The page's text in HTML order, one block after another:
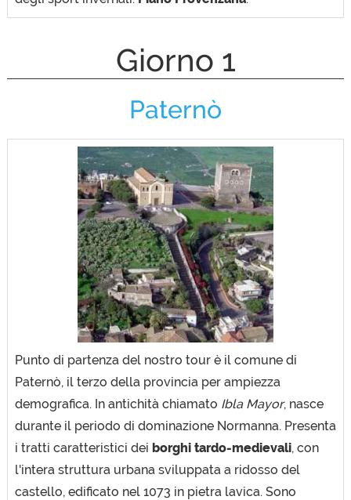
Giorno 1
Paternò
Punto di partenza del nostro tour è il comune di
Paternò, il terzo della provincia per ampiezza
demografica. In antichità chiamato Ibla Mayor, nasce
durante il periodo di dominazione Normanna. Presenta
i tratti caratteristici dei borghi tardo-medievali, con
l'intera struttura urbana sviluppata a ridosso del
castello, edificato nel 1073 in pietra lavica. Sono